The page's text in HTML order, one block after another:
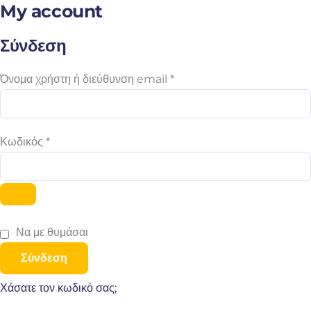
My account
Σύνδεση
Όνομα χρήστη ή διεύθυνση email *
Κωδικός *
Να με θυμάσαι
Σύνδεση
Χάσατε τον κωδικό σας;